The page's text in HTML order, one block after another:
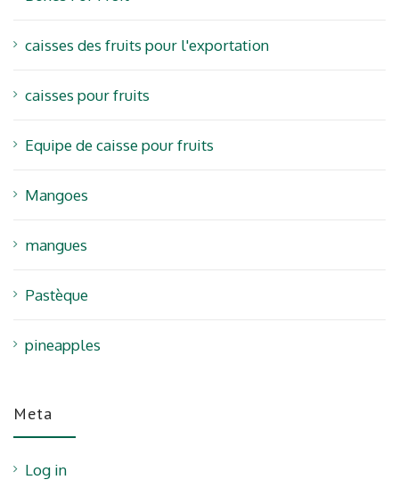
caisses des fruits pour l'exportation
caisses pour fruits
Equipe de caisse pour fruits
Mangoes
mangues
Pastèque
pineapples
Meta
Log in